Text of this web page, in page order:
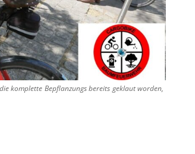
komplette Bepflanzungs bereits geklaut worden,